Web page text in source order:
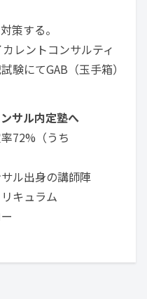
策する。
レントコンサルティ
験にてGAB（玉手箱）
サル内定塾へ
72%（うち
ル出身の講師陣
キュラム